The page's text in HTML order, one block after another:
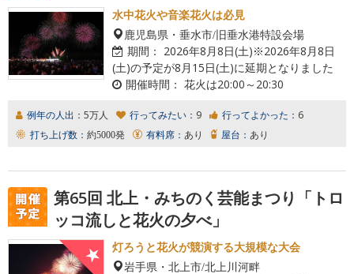
水中花火や音楽花火は必見
鹿児島県・垂水市/旧垂水港特設会場
期間： 2026年8月8日(土)※2026年8月8日
(土)の予定が8月15日(土)に延期となりました
開催時間： 花火は20:00～20:30
例年の人出： 5万人 行ってみたい： 9 行ってよかった： 6
打ち上げ数： 約5000発 有料席： あり 屋台： あり
第65回 北上・みちのく芸能まつり「トロ
ッコ流しと花火の夕べ」
灯ろうと花火が競演する大規模な大会
岩手県・北上市/北上川河畔